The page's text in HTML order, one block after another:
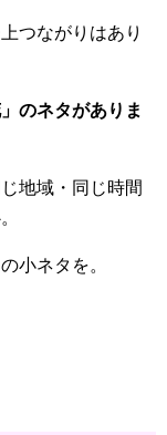
つながりはあり
のネタがありま
地域・同じ時間
小ネタを。